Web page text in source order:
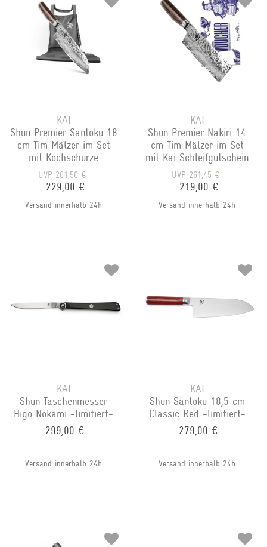
KAI
Shun Premier Santoku 18
cm Tim Mälzer im Set
mit Kochschürze
UVP 261,50 €
229,00 €
Versand innerhalb 24h
KAI
Shun Premier Nakiri 14
cm Tim Mälzer im Set
mit Kai Schleifgutschein
UVP 261,45 €
219,00 €
Versand innerhalb 24h
KAI
Shun Taschenmesser
Higo Nokami -limitiert-
299,00 €
Versand innerhalb 24h
KAI
Shun Santoku 18,5 cm
Classic Red -limitiert-
279,00 €
Versand innerhalb 24h